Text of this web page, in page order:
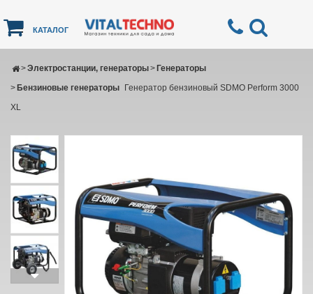
КАТАЛОГ
Электростанции, генераторы
> Генераторы
>
Бензиновые генераторы
>
Генератор бензиновый SDMO Perform 3000
XL